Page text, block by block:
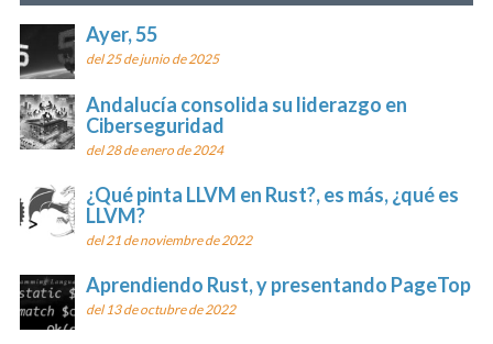
Ayer, 55
del 25 de junio de 2025
Andalucía consolida su liderazgo en
Ciberseguridad
del 28 de enero de 2024
¿Qué pinta LLVM en Rust?, es más, ¿qué es
LLVM?
del 21 de noviembre de 2022
Aprendiendo Rust, y presentando PageTop
del 13 de octubre de 2022